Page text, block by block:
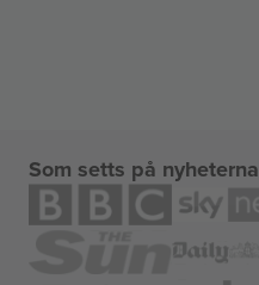
Som setts på nyheterna